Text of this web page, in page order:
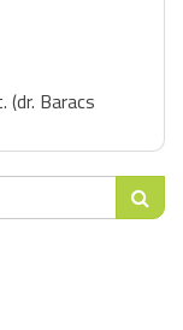
(dr. Baracs